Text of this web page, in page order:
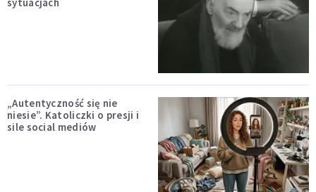
„Autentyczność się nie
niesie”. Katoliczki o presji i
sile social mediów